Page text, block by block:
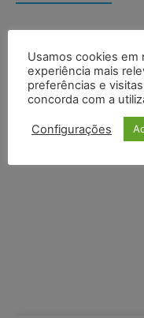
Usamos cookies em
experiência mais
preferências e
concorda com a
Configurações